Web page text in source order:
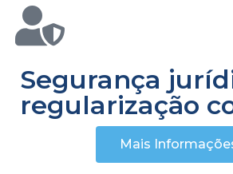
Segurança
regularização
Mais